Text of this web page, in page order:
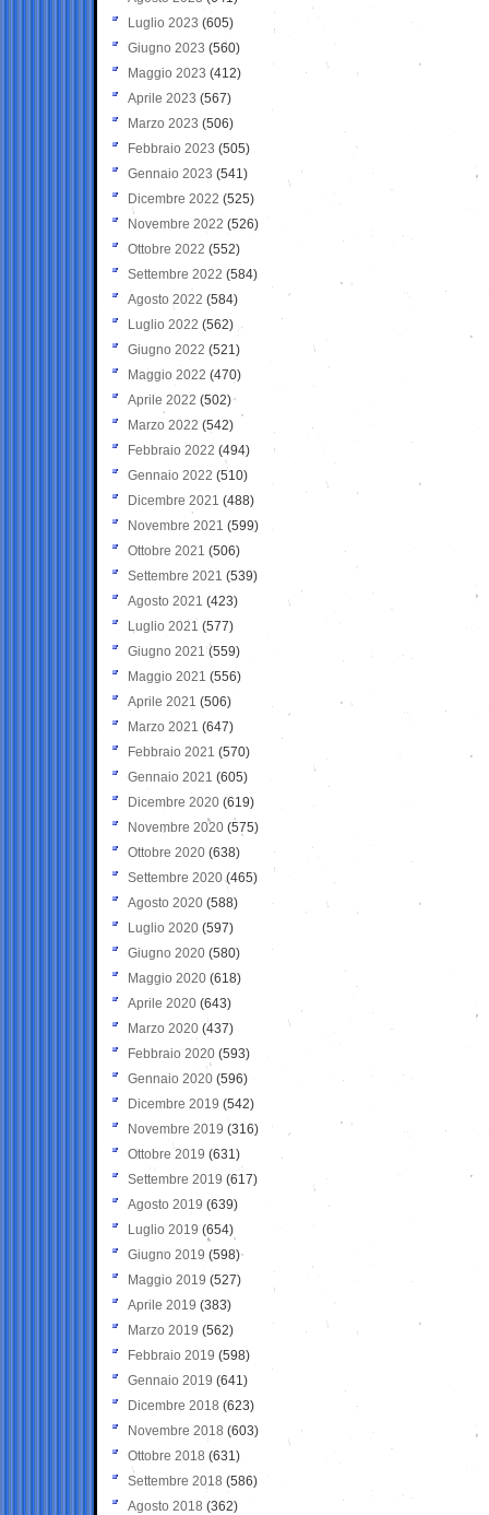
Luglio 2023 (605)
Giugno 2023 (560)
Maggio 2023 (412)
Aprile 2023 (567)
Marzo 2023 (506)
Febbraio 2023 (505)
Gennaio 2023 (541)
Dicembre 2022 (525)
Novembre 2022 (526)
Ottobre 2022 (552)
Settembre 2022 (584)
Agosto 2022 (584)
Luglio 2022 (562)
Giugno 2022 (521)
Maggio 2022 (470)
Aprile 2022 (502)
Marzo 2022 (542)
Febbraio 2022 (494)
Gennaio 2022 (510)
Dicembre 2021 (488)
Novembre 2021 (599)
Ottobre 2021 (506)
Settembre 2021 (539)
Agosto 2021 (423)
Luglio 2021 (577)
Giugno 2021(559)
Maggio 2021 (556)
Aprile 2021 (506)
Marzo 2021 (647)
Febbraio 2021 (570)
Gennaio 2021 (605)
Dicembre 2020 (619)
Novembre 2020 (575)
Ottobre 2020 (638)
Settembre 2020(465)
Agosto 2020 (588)
Luglio 2020 (597)
Giugno 2020 (580)
Maggio 2020 (618)
Aprile 2020 (643)
Marzo 2020 (437)
Febbraio 2020 (593)
Gennaio 2020 (596)
Dicembre 2019 (542)
Novembre 2019 (316)
Ottobre 2019 (631)
Settembre 2019 (617)
Agosto 2019 (639)
Luglio 2019 (654)
Giugno 2019 (598)
Maggio 2019 (527)
Aprile 2019 (383)
Marzo 2019 (562)
Febbraio 2019 (598)
Gennaio 2019 (641)
Dicembre 2018 (623)
Novembre 2018 (603)
Ottobre 2018 (631)
Settembre 2018 (586)
Agosto 2018 (362)